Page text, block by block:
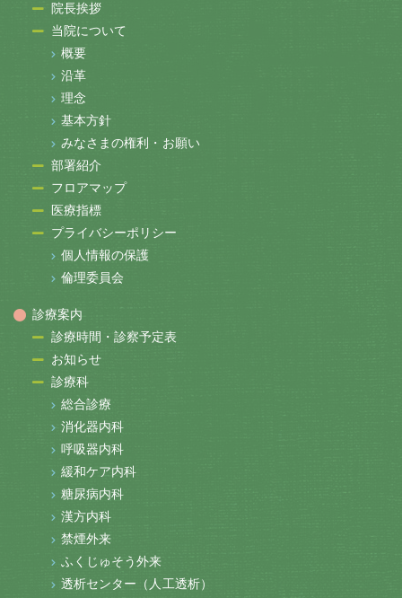
院長挨拶
当院について
概要
沿革
理念
基本方針
みなさまの権利・お願い
部署紹介
フロアマップ
医療指標
プライバシーポリシー
個人情報の保護
倫理委員会
診療案内
診療時間・診察予定表
お知らせ
診療科
総合診療
消化器内科
呼吸器内科
緩和ケア内科
糖尿病内科
漢方内科
禁煙外来
ふくじゅそう外来
透析センター（人工透析）